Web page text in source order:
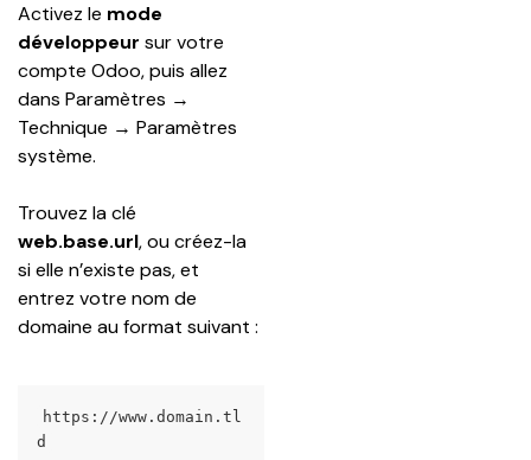
Activez le mode
développeur sur votre
compte Odoo, puis allez
dans Paramètres →
Technique → Paramètres
système.
Trouvez la clé
web.base.url, ou créez-la
si elle n’existe pas, et
entrez votre nom de
domaine au format suivant :
https://www.domain.tl
d